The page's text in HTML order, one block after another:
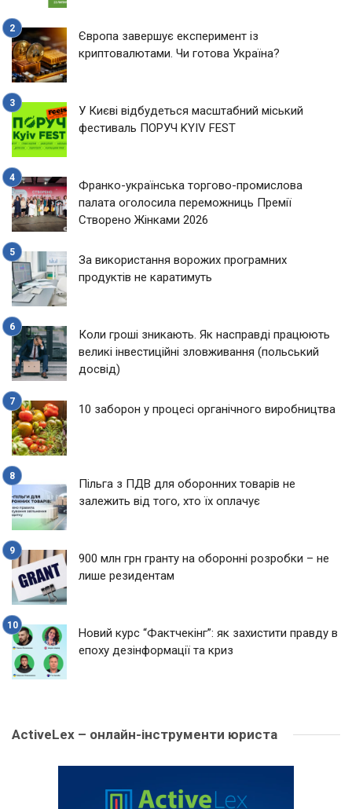
Європа завершує експеримент із
криптовалютами. Чи готова Україна?
У Києві відбудеться масштабний міський
фестиваль ПОРУЧ KYIV FEST
Франко-українська торгово-промислова
палата оголосила переможниць Премії
Створено Жінками 2026
За використання ворожих програмних
продуктів не каратимуть
Коли гроші зникають. Як насправді працюють
великі інвестиційні зловживання (польський
досвід)
10 заборон у процесі органічного виробництва
Пільга з ПДВ для оборонних товарів не
залежить від того, хто їх оплачує
900 млн грн гранту на оборонні розробки – не
лише резидентам
Новий курс “Фактчекінг”: як захистити правду в
епоху дезінформації та криз
ActiveLex – онлайн-інструменти юриста